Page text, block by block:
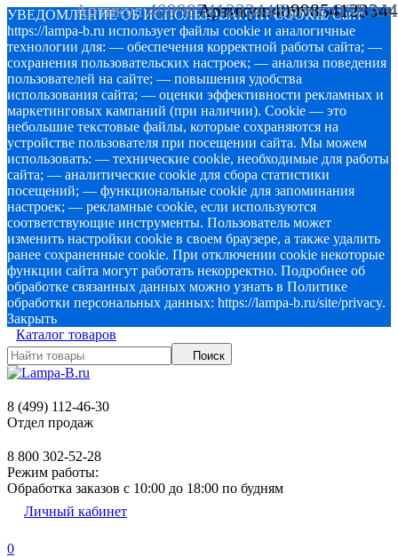
УВЕДОМЛЕНИЕ ОБ ИСПОЛЬЗОВАНИИ COOKIE Сайт
https://lampa-b.ru использует файлы cookie и аналогичные
технологии для: — обеспечения корректной работы сайта; —
сохранения пользовательских настроек; — анализа поведения
пользователей на сайте; — повышения удобства
использования сайта; — оценки эффективности рекламных и
маркетинговых кампаний (при наличии). Cookie — это
небольшие текстовые файлы, которые сохраняются на
устройстве пользователя при посещении сайта. Мы можем
использовать: — технические cookie, необходимые для работы
сайта; — аналитические cookie для сбора статистики
посещений; — функциональные cookie для запоминания
настроек; — рекламные cookie, если используются
соответствующие инструменты. Пользователь может
изменить настройки cookie в своем браузере, а также удалить
ранее сохраненные cookie. При отключении cookie некоторые
функции сайта могут работать некорректно. Подробнее об
обработке связанных данных можно узнать в Политике
обработки персональных данных: https://lampa-b.ru/site/privacy.
Закрыть
Каталог товаров
Поиск
8 (499) 112-46-30
Отдел продаж
8 800 302-52-28
Режим работы:
Обработка заказов с 10:00 до 18:00 по будням
Личный кабинет
0
Артикул:4099854123344
Артикул:4099854123344|Бренд:OSRAM